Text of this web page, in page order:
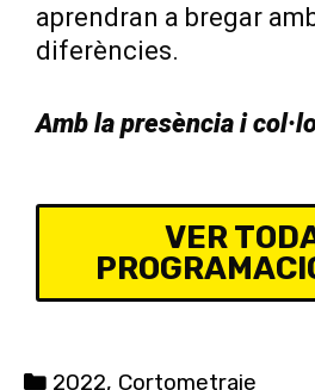
aprendran a bregar
diferències.
Amb la presència i
VER
C
2022, Cortometraje